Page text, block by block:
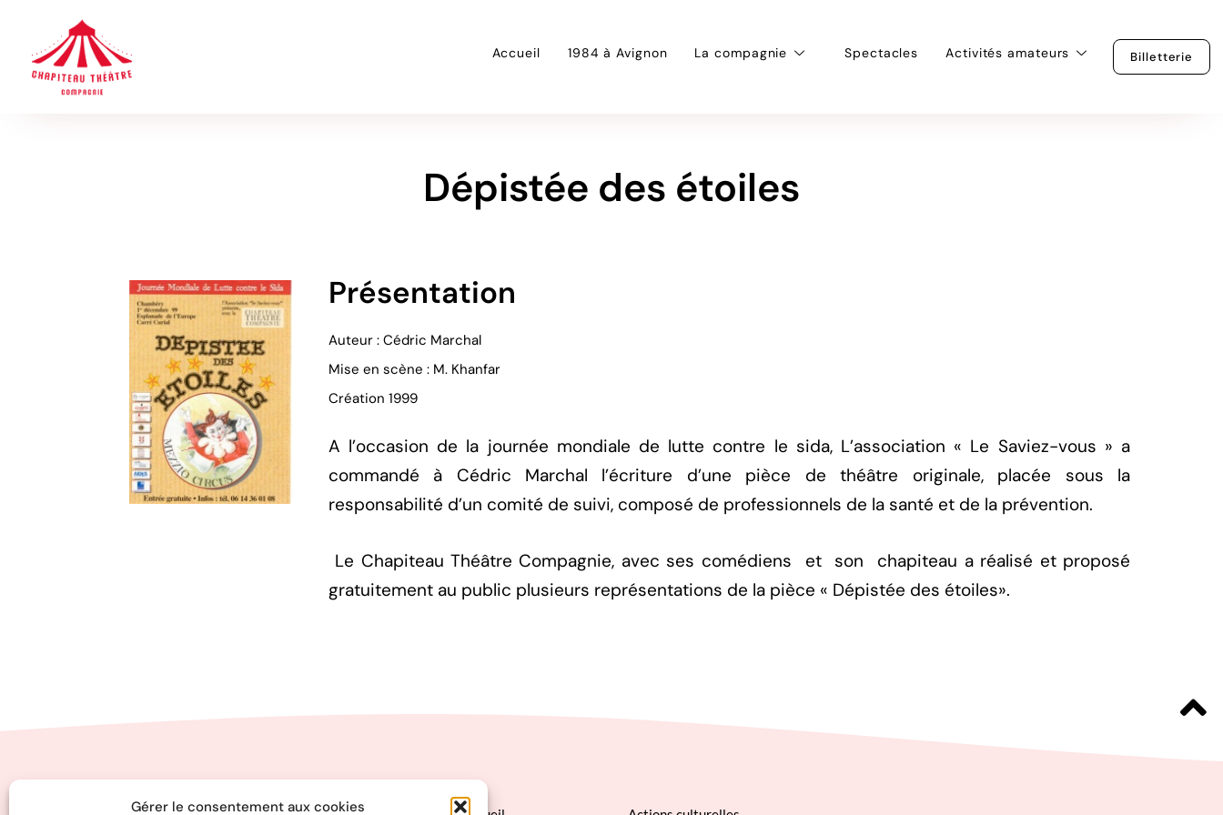
Gérer le consentement aux cookies
Aller
Accueil 1984 à Avignon La compagnie Spectacles Activités amateurs Billetterie
Dépistée des étoiles
Présentation
Auteur : Cédric Marchal
Mise en scène : M. Khanfar
Création 1999
A l’occasion de la journée mondiale de lutte contre le sida, L’association « Le Saviez-vous » a
commandé à Cédric Marchal l’écriture d’une pièce de théâtre originale, placée sous la
responsabilité d’un comité de suivi, composé de professionnels de la santé et de la prévention.
Le Chapiteau Théâtre Compagnie, avec ses comédiens et son chapiteau a réalisé et proposé
gratuitement au public plusieurs représentations de la pièce « Dépistée des étoiles».